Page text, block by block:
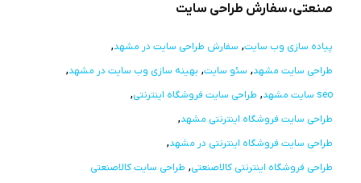
صنعتی، سفارش طراحی سایت
پیاده سازی وب سایت سفارش طراحی سایت در مشهد
طراحی سایت مشهد سئو سایت بهینه سازی وب سایت در مشهد
seo سایت مشهد
طراحی سایت فروشگاه اینترنتی
طراحی سایت فروشگاه اینترنتی مشهد
طراحی سایت فروشگاه اینترنتی در مشهد
طراحی فروشگاه اینترنتی کالاصنعتی طراحی سایت کالاصنعتی